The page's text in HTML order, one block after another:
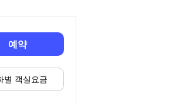
예약
별 객실요금